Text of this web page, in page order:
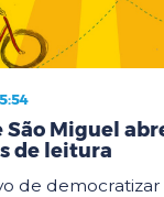
São Miguel
de leitura
de democratizar